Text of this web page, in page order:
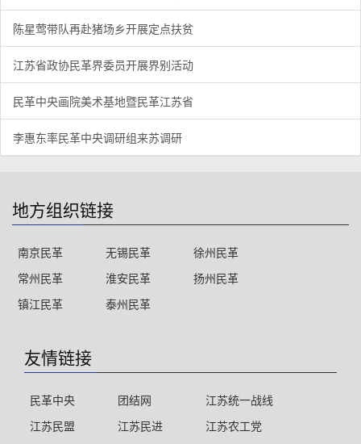
陈星莺带队再赴猪场乡开展定点扶贫
江苏省政协民革界委员开展界别活动
民革中央画院美术基地暨民革江苏省
李惠东率民革中央调研组来苏调研
地方组织链接
南京民革 无锡民革
徐州民革
常州民革
淮安民革
扬州民革
镇江民革
泰州民革
友情链接
民革中央 团结网
江苏统一战线
江苏民盟
江苏民进
江苏农工党